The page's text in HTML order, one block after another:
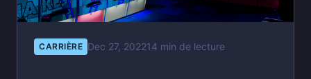
CARRIÈRE Dec 27, 202214 min de lecture